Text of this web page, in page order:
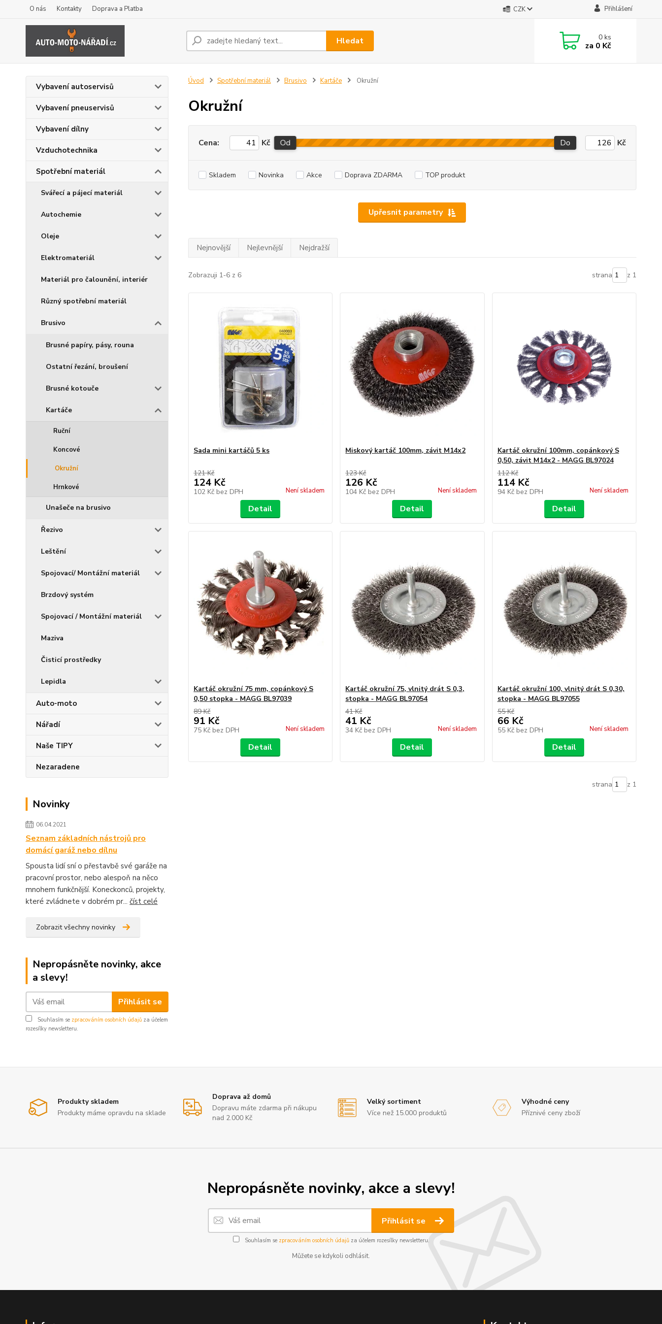
O nás Kontakty Doprava a Platba CZK Přihlášení
Hledat 0ks
za 0 Kč
Vybavení autoservisů
Vybavení pneuservisů
Vybavení dílny
Vzduchotechnika
Spotřební materiál
Svářecí a pájecí materiál
Autochemie
Oleje
Elektromateriál
Materiál pro čalounění, interiér
Různý spotřební materiál
Brusivo
Brusné papíry, pásy, rouna
Ostatní řezání, broušení
Brusné kotouče
Kartáče
Ruční
Koncové
Okružní
Hrnkové
Unašeče na brusivo
Řezivo
Leštění
Spojovací/ Montážní materiál
Brzdový systém
Spojovací / Montážní materiál
Maziva
Čisticí prostředky
Lepidla
Auto-moto
Nářadí
Naše TIPY
Nezaradene
Novinky
06.04.2021
Seznam základních nástrojů pro
domácí garáž nebo dílnu
Spousta lidí sní o přestavbě své garáže na
pracovní prostor, nebo alespoň na něco
mnohem funkčnější. Koneckonců, projekty,
které zvládnete v dobrém pr... číst celé
Zobrazit všechny novinky
Nepropásněte novinky, akce
a slevy!
Přihlásit se
Souhlasím se zpracováním osobních údajů za účelem
rozesílky newsletteru.
Úvod Spotřební materiál Brusivo Kartáče Okružní
Okružní
Upřesnit parametry
Cena: Kč Od Do Kč
Skladem Novinka Akce Doprava ZDARMA TOP produkt
Nejnovější Nejlevnější Nejdražší
Zobrazuji 1-6 z 6 strana z 1
Sada mini kartáčů 5 ks
121 Kč
124 Kč
102 Kč bez DPH Není skladem
Detail
Miskový kartáč 100mm, závit M14x2
123 Kč
126 Kč
104 Kč bez DPH Není skladem
Detail
Kartáč okružní 100mm, copánkový S
0,50, závit M14x2 - MAGG BL97024
112 Kč
114 Kč
94 Kč bez DPH Není skladem
Detail
Kartáč okružní 75 mm, copánkový S
0,50 stopka - MAGG BL97039
89 Kč
91 Kč
75 Kč bez DPH Není skladem
Detail
Kartáč okružní 75, vlnitý drát S 0,3,
stopka - MAGG BL97054
41 Kč
41 Kč
34 Kč bez DPH Není skladem
Detail
Kartáč okružní 100, vlnitý drát S 0,30,
stopka - MAGG BL97055
55 Kč
66 Kč
55 Kč bez DPH Není skladem
Detail
strana z 1
Produkty skladem
Produkty máme opravdu na sklade
Doprava až domů
Dopravu máte zdarma při nákupu
nad 2.000 Kč
Velký sortiment
Více než 15.000 produktů
Výhodné ceny
Příznivé ceny zboží
Nepropásněte novinky, akce a slevy!
Přihlásit se
Souhlasím se zpracováním osobních údajůza účelem rozesílky newsletteru.
Můžete se kdykoli odhlásit.